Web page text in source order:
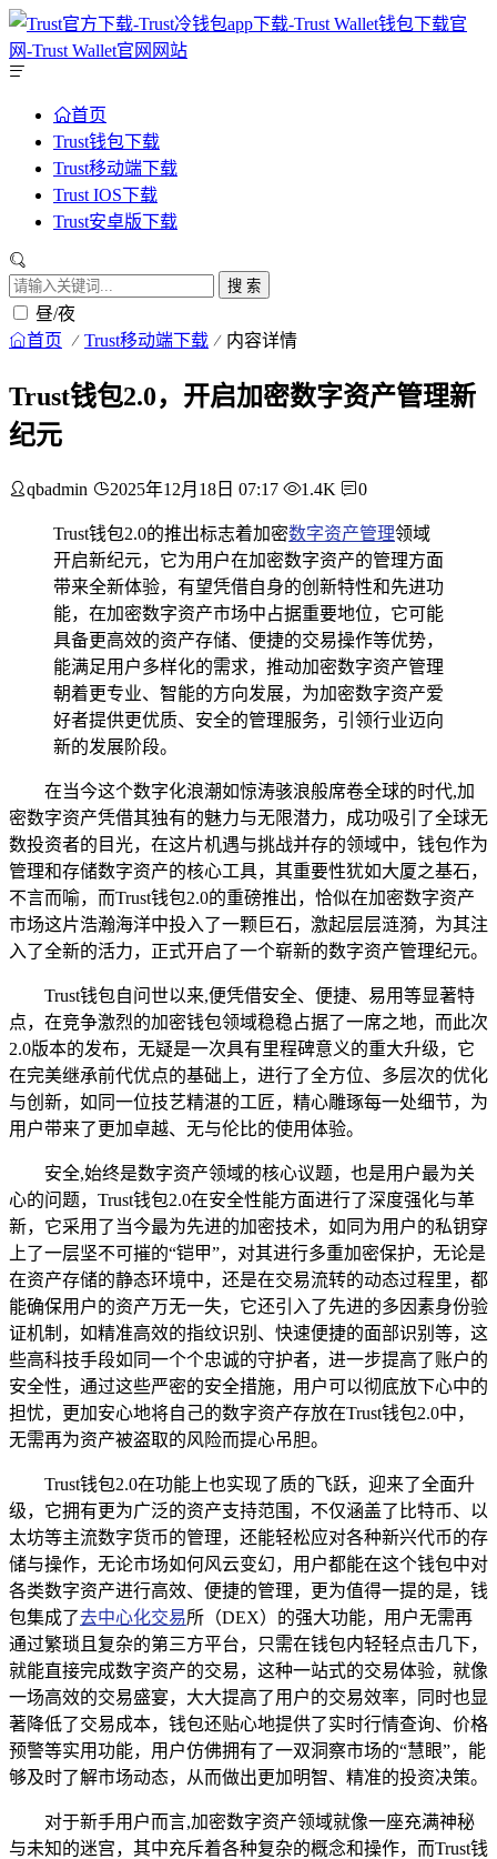
首页
Trust钱包下载
Trust移动端下载
Trust IOS下载
Trust安卓版下载
搜 索
昼/夜
首页 Trust移动端下载 内容详情
Trust钱包2.0，开启加密数字资产管理新
纪元
qbadmin 2025年12月18日 07:17 1.4K 0
Trust钱包2.0的推出标志着加密数字资产管理领域
开启新纪元，它为用户在加密数字资产的管理方面
带来全新体验，有望凭借自身的创新特性和先进功
能，在加密数字资产市场中占据重要地位，它可能
具备更高效的资产存储、便捷的交易操作等优势，
能满足用户多样化的需求，推动加密数字资产管理
朝着更专业、智能的方向发展，为加密数字资产爱
好者提供更优质、安全的管理服务，引领行业迈向
新的发展阶段。
在当今这个数字化浪潮如惊涛骇浪般席卷全球的时代,加
密数字资产凭借其独有的魅力与无限潜力，成功吸引了全球无
数投资者的目光，在这片机遇与挑战并存的领域中，钱包作为
管理和存储数字资产的核心工具，其重要性犹如大厦之基石，
不言而喻，而Trust钱包2.0的重磅推出，恰似在加密数字资产
市场这片浩瀚海洋中投入了一颗巨石，激起层层涟漪，为其注
入了全新的活力，正式开启了一个崭新的数字资产管理纪元。
Trust钱包自问世以来,便凭借安全、便捷、易用等显著特
点，在竞争激烈的加密钱包领域稳稳占据了一席之地，而此次
2.0版本的发布，无疑是一次具有里程碑意义的重大升级，它
在完美继承前代优点的基础上，进行了全方位、多层次的优化
与创新，如同一位技艺精湛的工匠，精心雕琢每一处细节，为
用户带来了更加卓越、无与伦比的使用体验。
安全,始终是数字资产领域的核心议题，也是用户最为关
心的问题，Trust钱包2.0在安全性能方面进行了深度强化与革
新，它采用了当今最为先进的加密技术，如同为用户的私钥穿
上了一层坚不可摧的“铠甲”，对其进行多重加密保护，无论是
在资产存储的静态环境中，还是在交易流转的动态过程里，都
能确保用户的资产万无一失，它还引入了先进的多因素身份验
证机制，如精准高效的指纹识别、快速便捷的面部识别等，这
些高科技手段如同一个个忠诚的守护者，进一步提高了账户的
安全性，通过这些严密的安全措施，用户可以彻底放下心中的
担忧，更加安心地将自己的数字资产存放在Trust钱包2.0中，
无需再为资产被盗取的风险而提心吊胆。
Trust钱包2.0在功能上也实现了质的飞跃，迎来了全面升
级，它拥有更为广泛的资产支持范围，不仅涵盖了比特币、以
太坊等主流数字货币的管理，还能轻松应对各种新兴代币的存
储与操作，无论市场如何风云变幻，用户都能在这个钱包中对
各类数字资产进行高效、便捷的管理，更为值得一提的是，钱
包集成了去中心化交易所（DEX）的强大功能，用户无需再
通过繁琐且复杂的第三方平台，只需在钱包内轻轻点击几下，
就能直接完成数字资产的交易，这种一站式的交易体验，就像
一场高效的交易盛宴，大大提高了用户的交易效率，同时也显
著降低了交易成本，钱包还贴心地提供了实时行情查询、价格
预警等实用功能，用户仿佛拥有了一双洞察市场的“慧眼”，能
够及时了解市场动态，从而做出更加明智、精准的投资决策。
对于新手用户而言,加密数字资产领域就像一座充满神秘
与未知的迷宫，其中充斥着各种复杂的概念和操作，而Trust钱